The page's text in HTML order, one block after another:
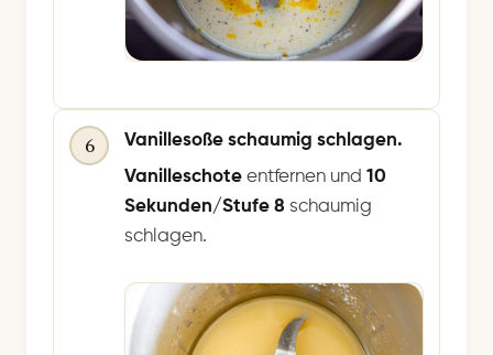
6
Vanillesoße schaumig schlagen.
Vanilleschote entfernen und 10
Sekunden/Stufe 8 schaumig
schlagen.